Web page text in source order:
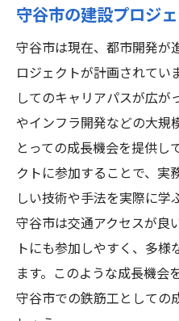
守谷市の建設プロジ
守谷市は現在、都市開発が
ロジェクトが計画されてい
してのキャリアパスが広が
やインフラ開発などの大規
とっての成長機会を提供し
クトに参加することで、実
しい技術や手法を実際に学
守谷市は交通アクセスが良
トにも参加しやすく、多
ます。このような成長機会
守谷市での鉄筋工としての